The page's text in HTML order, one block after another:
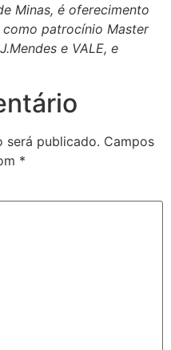
Minas, é oferecimento
como patrocínio Master
e VALE, e
será publicado. Campos
*